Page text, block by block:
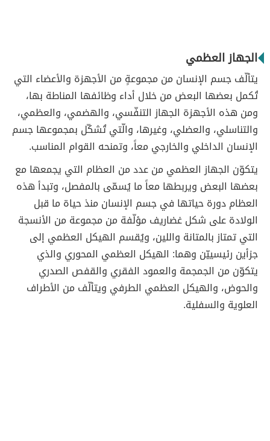
الجهاز العظمي
يتألّف جسم الإنسان من مجموعةٍ من الأجهزة والأعضاء التي
تُكمل بعضها البعض من خلال أداء وظائفها المناطة بها،
ومن هذه الأجهزة الجهاز التنفّسي، والهضمي، والعظمي،
والتناسلي، والعضلي، وغيرها، والّتي تُشكّل بمجموعها جسم
الإنسان الداخلي والخارجي معاً، وتمنحه القوام المناسب.
يتكوّن الجهاز العظمي من عدد من العظام التي يجمعها مع
بعضها البعض ويربطها معاً ما يُسمّى بالمفصل، وتبدأ هذه
العظام دورة حياتها في جسم الإنسان منذ حياة ما قبل
الولادة على شكل غضاريف مؤلّفة من مجموعة من الأنسجة
التي تمتاز بالمتانة واللين، ويُقسم الهيكل العظمي إلى
جزأين رئيسييّن وهما: الهيكل العظمي المحوري والذي
يتكوّن من الجمجمة والعمود الفقري والقفص الصدري
والحوض، والهيكل العظمي الطرفي ويتألّف من الأطراف
العلوية والسفلية.